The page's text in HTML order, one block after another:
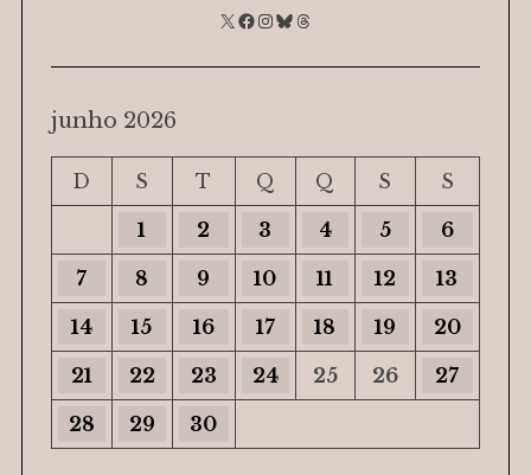
### ##### ##### ##### #####
junho 2026
D S T Q Q S S
1 2 3 4 5 6
7 8 9 10 11 12 13
14 15 16 17 18 19 20
21 22 23 24 25 26 27
28 29 30